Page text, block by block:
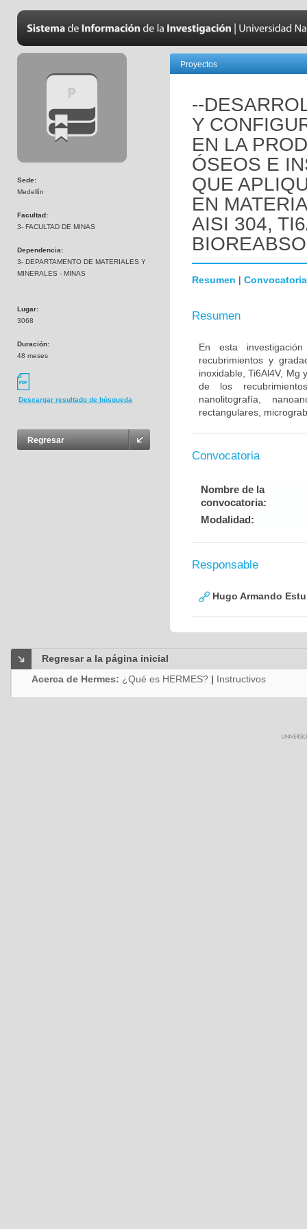
Sede:
Medellín
Facultad:
3- FACULTAD DE MINAS
Dependencia:
3- DEPARTAMENTO DE MATERIALES Y
MINERALES - MINAS
Lugar:
3068
Duración:
48 meses
Descargar resultado de búsqueda
Regresar
Proyectos
--
Y
EN LA
ÓSEOS E
QUE
EN
AISI 304,
Resumen | Convocatoria
Resumen
En esta
recubrimientos y
inoxidable, Ti6Al4V, Mg
de los
nanolitografía,
rectangulares,
Convocatoria
Nombre de la
convocatoria:
Modalidad:
Responsable
Hugo Armando
Regresar a la página inicial
Acerca de Hermes: ¿Qué es HERMES? | Instructivos